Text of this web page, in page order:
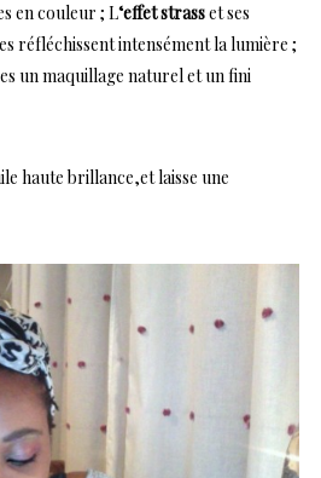
en couleur ; L‘effet strasset ses
réfléchissent intensément la lumière ;
un maquillage naturel et un fini
haute brillance,et laisse une